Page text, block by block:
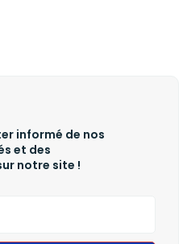
informé de nos
et des
notre site !